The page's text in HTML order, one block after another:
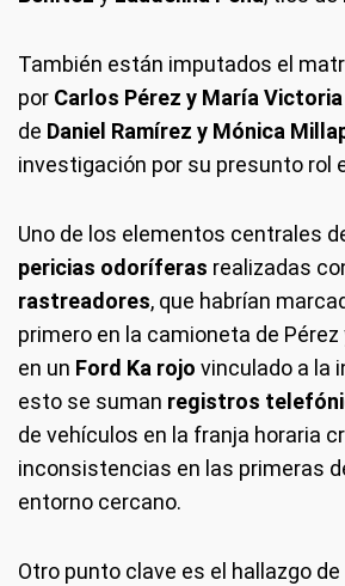
También están imputados el
por Carlos Pérez y María
de Daniel Ramírez y Mónica
investigación por su presunto rol
Uno de los elementos centrales
pericias odoríferas realizadas
rastreadores, que habrían
primero en la camioneta de Pérez
en un Ford Ka rojo vinculado a la
esto se suman registros
de vehículos en la franja horaria
inconsistencias en las primeras
entorno cercano.
Otro punto clave es el hallazgo de